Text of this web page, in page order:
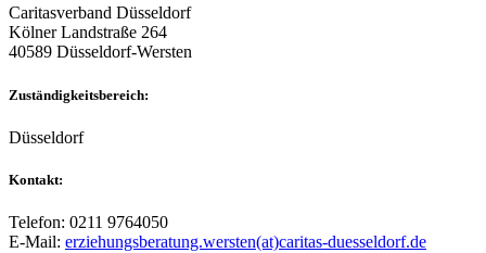
Caritasverband Düsseldorf
Kölner Landstraße 264
40589 Düsseldorf-Wersten
Zuständigkeitsbereich:
Düsseldorf
Kontakt:
Telefon: 0211 9764050
E-Mail: erziehungsberatung.wersten(at)caritas-duesseldorf.de